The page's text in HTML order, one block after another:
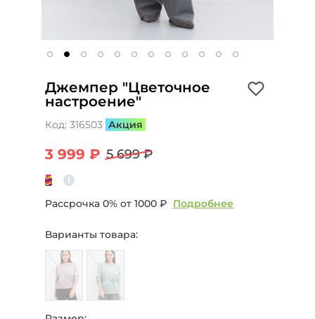
Джемпер "Цветочное
настроение"
Код: 316503 Акция
3 999 ₽ 5 699 ₽
Рассрочка 0% от 1000 ₽ Подробнее
Варианты товара: